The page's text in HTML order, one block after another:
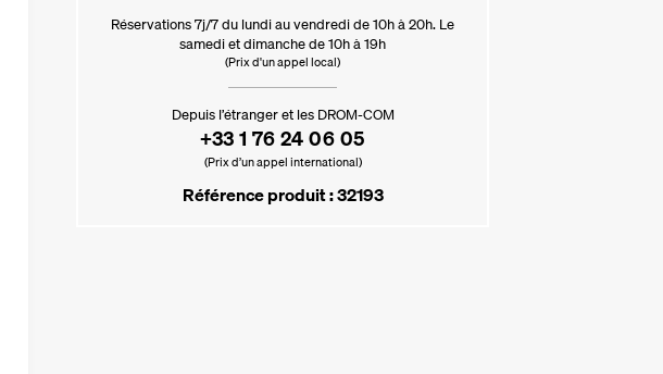
Réservations 7j/7 du lundi au vendredi de 10h à 20h. Le
samedi et dimanche de 10h à 19h
(Prix d'un appel local)
Depuis l’étranger et les DROM-COM
+33 1 76 24 06 05
(Prix d’un appel international)
Référence produit : 32193